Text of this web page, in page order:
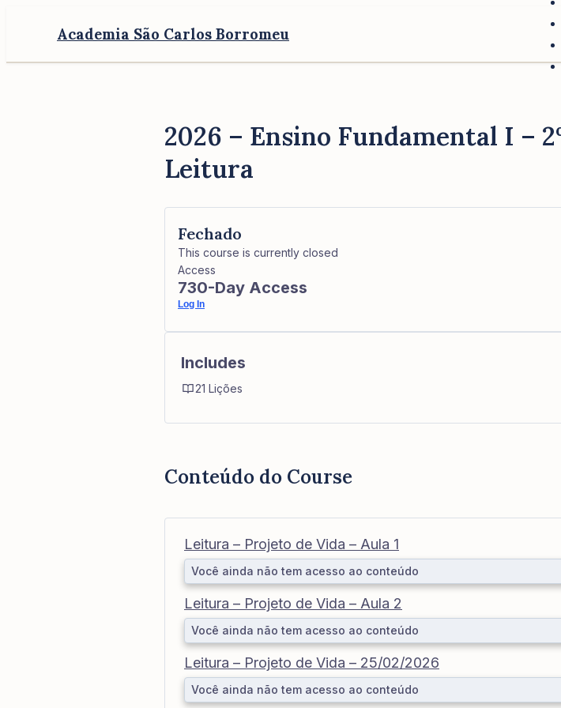
Academia São Carlos Borromeu
2026 – Ensino Fundamental I –
Leitura
Conteúdo do Course
Leitura – Projeto de Vida – Aula 1
Você ainda não tem acesso ao conteúdo
Leitura – Projeto de Vida – Aula 2
Você ainda não tem acesso ao conteúdo
Leitura – Projeto de Vida – 25/02/2026
Você ainda não tem acesso ao conteúdo
Fechado
This course is currently closed
Access
730-Day Access
Log In
Includes
21 Lições